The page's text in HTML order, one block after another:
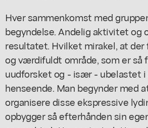
Hver sammenkomst med
begyndelse. Andelig aktivitet og
resultatet. Hvilket mirakel, at
og værdifuldt område, som er så
uudforsket og - især - ubelastet
henseende. Man begynder med
organisere disse ekspressive
opbygger så efterhånden sin